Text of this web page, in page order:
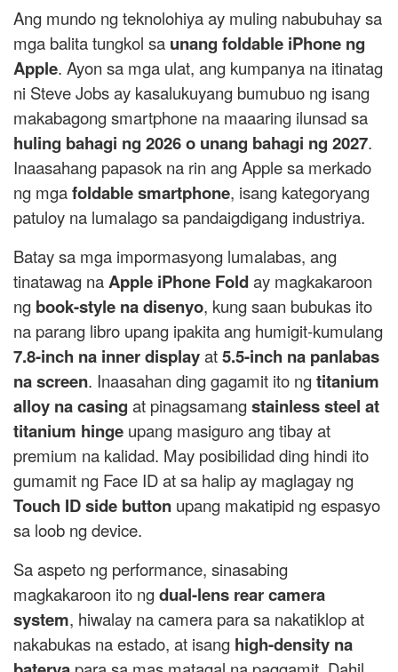
Ang mundo ng teknolohiya ay muling nabubuhay sa
mga balita tungkol sa unang foldable iPhone ng
Apple. Ayon sa mga ulat, ang kumpanya na itinatag
ni Steve Jobsay kasalukuyang bumubuo ng isang
makabagong smartphone na maaaring ilunsad sa
huling bahagi ng 2026 o unang bahagi ng 2027.
Inaasahang papasok na rin angApplesa merkado
ng mgafoldable smartphone, isang kategoryang
patuloy na lumalago sa pandaigdigang industriya.
Batay sa mga impormasyong lumalabas, ang
tinatawag naApple iPhone Folday magkakaroon
ng book-style na disenyo, kung saan bubukas ito
na parang libro upang ipakita ang humigit-kumulang
7.8-inch na inner displayat5.5-inch na panlabas
na screen. Inaasahan ding gagamit ito ngtitanium
alloy na casing at pinagsamangstainless steel at
titanium hinge upang masiguro ang tibay at
premium na kalidad. May posibilidad ding hindi ito
gumamit ng Face ID at sa halip ay maglagay ng
Touch ID side button upang makatipid ng espasyo
sa loob ng device.
Sa aspeto ng performance, sinasabing
magkakaroon ito ngdual-lens rear camera
system, hiwalay na camera para sa nakatiklop at
nakabukas na estado, at isang high-density na